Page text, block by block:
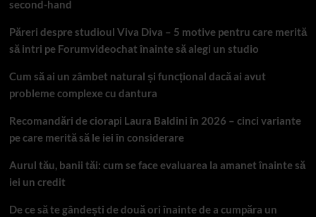
second-hand
Păreri despre studioul Viva Diva – 5 motive pentru care merită
să intri pe Forumvideochat înainte să alegi un studio
Cum să ai un zâmbet natural și funcțional dacă ai avut
probleme complexe cu dantura
Recomandări de ciorapi Laura Baldini în 2026 – cinci variante
pe care merită să le iei în considerare
Aurul tău, banii tăi: cum se face evaluarea la amanet înainte să
iei un credit
De ce să te gândești de două ori înainte de a cumpăra un